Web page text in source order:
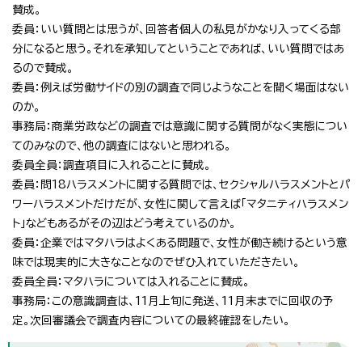
賛成。
委員：いい質問とは思うが、回答者個人の私見がかなり入ってくる部
分になると思う。それを承知してということであれば、いい質問ではあ
るので賛成。
委員：例えば労働サイドの別の調査で同じようなことを聞く場面はない
のか。
事務局：商業労政などの調査では意識に関する質問がなく実態につい
てのみなので、他の調査にはないと思われる。
委員全員：調査項目に入れることに賛成。
委員：問18ハラスメントに関する質問では、セクシャルハラスメントとパ
ワーハラスメントだけだが、女性に関して言えば「マタニティハラスメン
ト」などもあるがその辺はどう考えているのか。
委員：企業ではマタハラはよくある問題で、女性が働き続けるという意
味では現実的に大きなことなのでぜひ入れていただきたい。
委員全員：マタハラについては入れることに賛成。
事務局：この意識調査は、11月上旬に発送、11月末までに回収の予
定。次回審議会で調査内容についての最終確認をしたい。